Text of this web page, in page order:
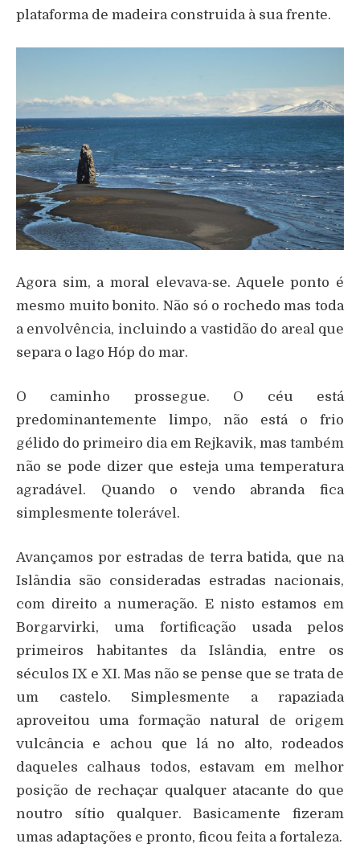
plataforma de madeira construida à sua frente.
Agora sim, a moral elevava-se. Aquele ponto é
mesmo muito bonito. Não só o rochedo mas toda
a envolvência, incluindo a vastidão do areal que
separa o lago Hóp do mar.
O caminho prossegue. O céu está
predominantemente limpo, não está o frio
gélido do primeiro dia em Rejkavik, mas também
não se pode dizer que esteja uma temperatura
agradável. Quando o vendo abranda fica
simplesmente tolerável.
Avançamos por estradas de terra batida, que na
Islândia são consideradas estradas nacionais,
com direito a numeração. E nisto estamos em
Borgarvirki, uma fortificação usada pelos
primeiros habitantes da Islândia, entre os
séculos IX e XI. Mas não se pense que se trata de
um castelo. Simplesmente a rapaziada
aproveitou uma formação natural de origem
vulcância e achou que lá no alto, rodeados
daqueles calhaus todos, estavam em melhor
posição de rechaçar qualquer atacante do que
noutro sítio qualquer. Basicamente fizeram
umas adaptações e pronto, ficou feita a fortaleza.